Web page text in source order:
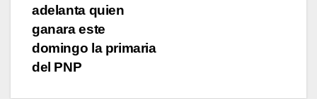
adelanta quien
ganara este
domingo la primaria
del PNP